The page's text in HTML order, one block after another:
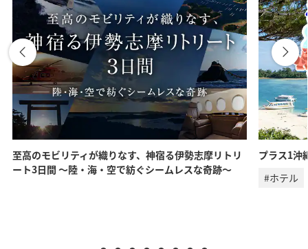
至高のモビリティが織りなす、神宿る伊勢志摩リトリ
ート3日間 ～陸・海・空で紡ぐシームレスな奇跡～
プラス1沖
#ホテル